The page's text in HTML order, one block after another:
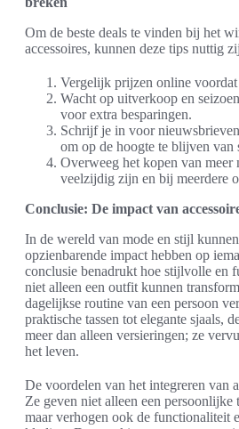
Om de beste deals te vinden bij het
accessoires, kunnen deze tips nuttig
Vergelijk prijzen online voordat
Wacht op uitverkoop en
voor extra besparingen.
Schrijf je in voor
om op de hoogte te blijven van
Overweeg het kopen van meer
veelzijdig zijn en bij meerdere
Conclusie: De impact van
In de wereld van mode en stijl kunnen
opzienbarende impact hebben op
conclusie benadrukt hoe stijlvolle en
niet alleen een outfit kunnen
dagelijkse routine van een persoon
praktische tassen tot elegante sjaals,
meer dan alleen versieringen; ze
het leven.
De voordelen van het integreren van
Ze geven niet alleen een persoonlijke
maar verhogen ook de functionaliteit